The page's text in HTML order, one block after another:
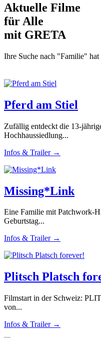
Aktuelle Filme
für Alle
mit GRETA
Ihre Suche nach "Familie"
Pferd am Stiel
Zufällig entdeckt die 13-
Hochhaussiedlung...
Infos & Trailer →
Missing*Link
Eine Familie mit Patchwork-
Geburtstag...
Infos & Trailer →
Plitsch Platsch
Filmstart in der Schweiz:
von...
Infos & Trailer →